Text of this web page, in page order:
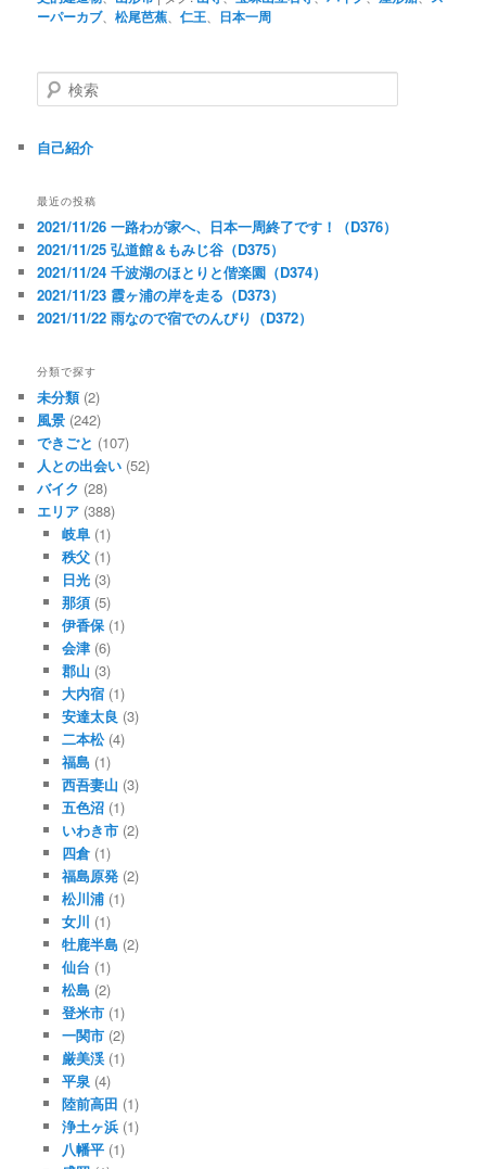
ーパーカブ、松尾芭蕉 、仁王 日本一周
検
索
自己紹介
最近の投稿
2021/11/26 一路わが家へ、日本一周終了です！（D376）
2021/11/25 弘道館＆もみじ谷（D375）
2021/11/24 千波湖のほとりと偕楽園（D374）
2021/11/23 霞ヶ浦の岸を走る（D373）
2021/11/22 雨なので宿でのんびり（D372）
分類で探す
未分類(2)
風景 (242)
できごと (107)
人との出会い (52)
バイク (28)
エリア (388)
岐阜(1)
秩父(1)
日光(3)
那須(5)
伊香保(1)
会津(6)
郡山 (3)
大内宿(1)
安達太良 (3)
二本松(4)
福島(1)
西吾妻山 (3)
五色沼(1)
いわき市(2)
四倉(1)
福島原発(2)
松川浦(1)
女川 (1)
牡鹿半島(2)
仙台 (1)
松島(2)
登米市(1)
一関市(2)
厳美渓(1)
平泉(4)
陸前高田 (1)
浄土ヶ浜(1)
八幡平(1)